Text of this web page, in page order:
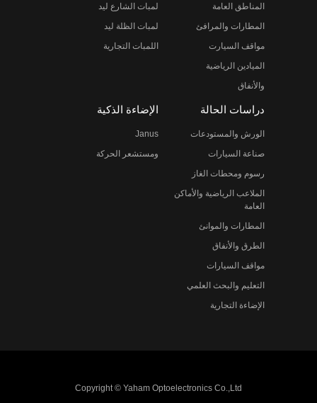
لمبات الشارع ليد
لمبات الظلة ليد
اللمبات التجارية
المناطق العامة
المطارات والمرافئ
مواقف السيارت
الميادين الرياضية
والأنفاق
الإضاءة الذكية
Janus
ومستشعر الحركة
دراسات الحالة
الورش والمستودعات
صناعة السيارات
رسوم ومحطات الغاز
الملاعب الرياضية والأماكن
العامة
المطارات والموانئ
الطرق والأنفاق
مواقف السيارات
التعليم والبحث العلمي
الإضاءة التجارية
Copyright © Yaham Optoelectronics Co.,Ltd